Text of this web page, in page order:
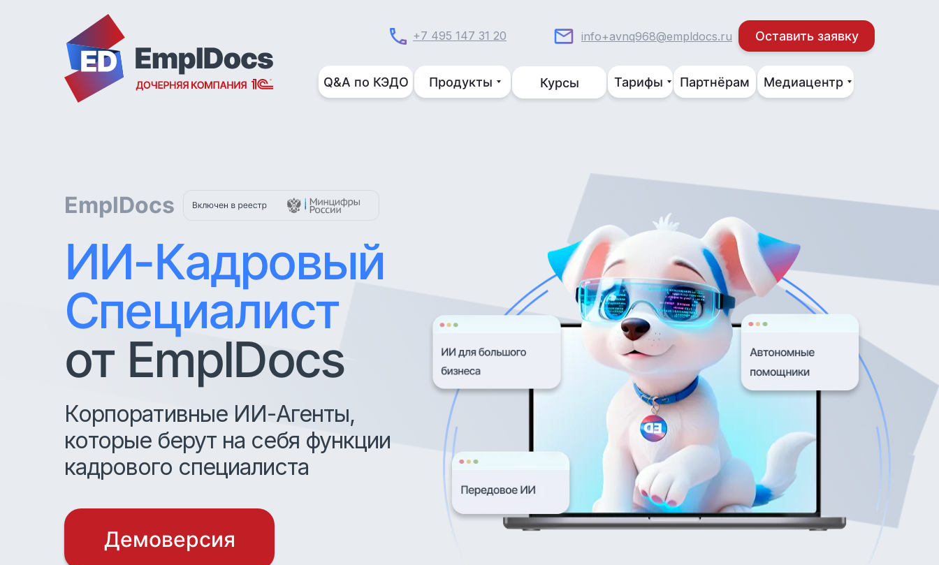
Оставить заявку
Q&A по КЭДО Курсы
Продукты Медиацентр
Партнёрам
Тарифы
+7 495 147 31 20 info+avnq968@empldocs.ru
EmplDocs
Демоверсия
Корпоративные ИИ-Агенты,
которые берут на себя функции
кадрового специалиста
ИИ-Кадровый
Специалист
от EmplDocs